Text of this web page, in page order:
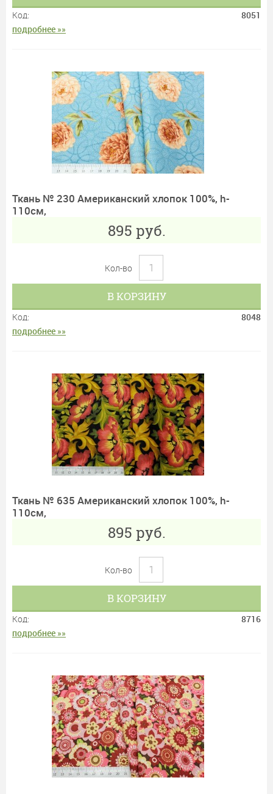
Код:
8051
подробнее »»
Ткань № 230 Американский хлопок 100%, h-
110см,
895 руб.
Кол-во
В КОРЗИНУ
Код:
8048
подробнее »»
Ткань № 635 Американский хлопок 100%, h-
110см,
895 руб.
Кол-во
В КОРЗИНУ
Код:
8716
подробнее »»